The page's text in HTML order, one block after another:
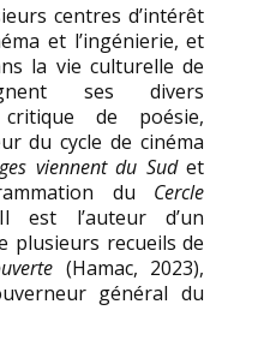
centres d’intérêt
et l’ingénierie, et
la vie culturelle de
ses divers
critiquede poésie,
du cycle de cinéma
viennent du Sudet
du Cercle
est l’auteur d’un
plusieurs recueilsde
(Hamac, 2023),
général du